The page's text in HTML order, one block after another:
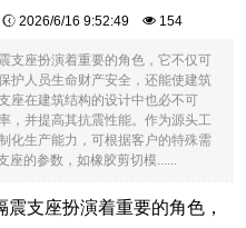
2026/6/16 9:52:49 154
支座扮演着重要的角色，它不仅可
护人员生命财产安全，还能使建筑
座在建筑结构的设计中也必不可
，并提高其抗震性能。作为源头工
化生产能力，可根据客户的特殊需
的参数，如橡胶剪切模......
支座扮演着重要的角色，